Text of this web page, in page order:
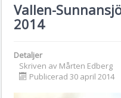
Vallen-
2014
Detaljer
Skriven av Mårten Edberg
Publicerad 30 april 2014